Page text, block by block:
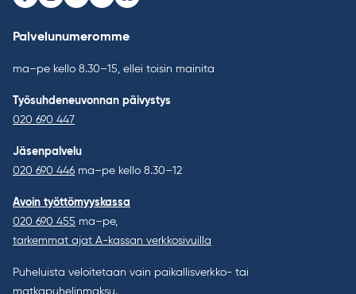
Facebook
Instagram
Youtube
LinkedInBluesky
Palvelunumeromme
ma–pe kello 8.30–15, ellei toisin mainita
Työsuhdeneuvonnan päivystys
020 690 447
Jäsenpalvelu
020 690 446 ma–pe kello 8.30–12
Avoin työttömyyskassa
020 690 455 ma–pe,
tarkemmat ajat A-kassan verkkosivuilla
Puheluista veloitetaan vain paikallisverkko- tai
matkapuhelinmaksu.